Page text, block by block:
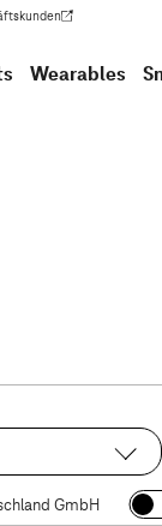
einem neuen Tab geöffnet)
Wearables
GmbH